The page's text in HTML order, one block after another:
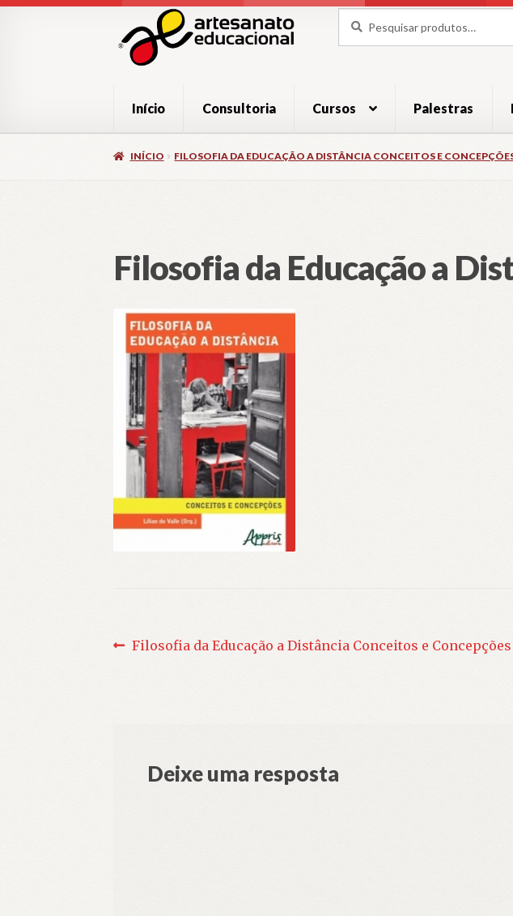
para
navegação
para
por:
Início Consultoria Cursos Palestras
INÍCIO FILOSOFIA DA EDUCAÇÃO A DISTÂNCIA CONCEITOS E
Filosofia da Educação a
Navegação
Post
Filosofia da Educação a Distância Conceitos e Concepções
Deixe uma resposta